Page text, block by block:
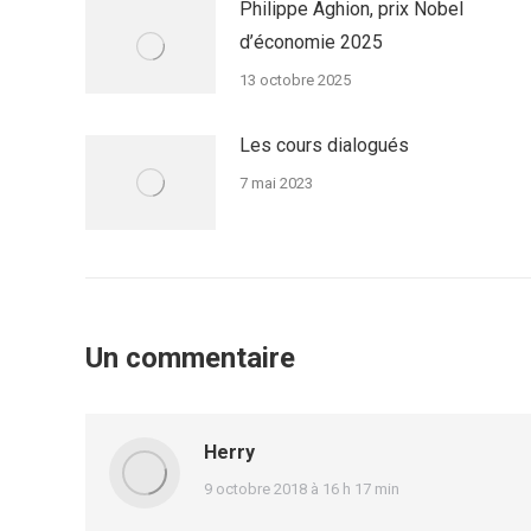
Philippe Aghion, prix Nobel
d’économie 2025
13 octobre 2025
Les cours dialogués
7 mai 2023
Un commentaire
Herry
dit
9 octobre 2018 à 16 h 17 min